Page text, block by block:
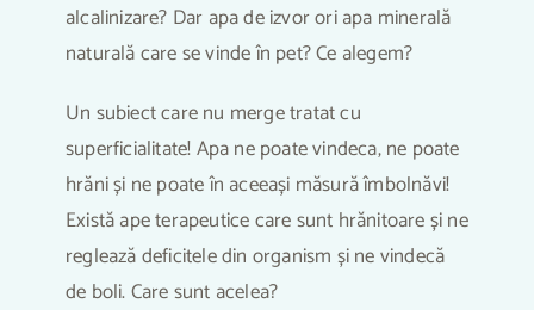
alcalinizare? Dar apa de izvor ori apa minerală
naturală care se vinde în pet? Ce alegem?
Un subiect care nu merge tratat cu
superficialitate! Apa ne poate vindeca, ne poate
hrăni și ne poate în aceeași măsură îmbolnăvi!
Există ape terapeutice care sunt hrănitoare și ne
reglează deficitele din organism și ne vindecă
de boli. Care sunt acelea?